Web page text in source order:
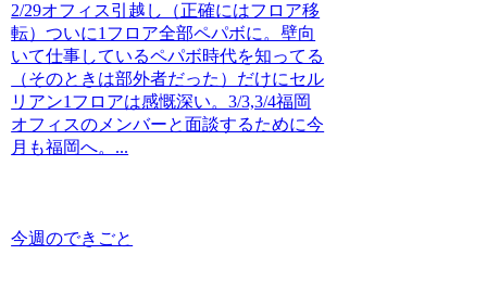
2/29オフィス引越し（正確にはフロア移
転）ついに1フロア全部ペパボに。壁向
いて仕事しているペパボ時代を知ってる
（そのときは部外者だった）だけにセル
リアン1フロアは感慨深い。3/3,3/4福岡
オフィスのメンバーと面談するために今
月も福岡へ。...
今週のできごと